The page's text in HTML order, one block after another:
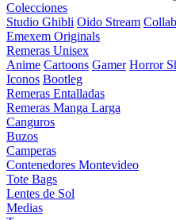
Colecciones
Studio Ghibli Oido Stream
Emexem Originals
Remeras Unisex
Anime Cartoons Gamer Horror
Iconos Bootleg
Remeras Entalladas
Remeras Manga Larga
Canguros
Buzos
Camperas
Contenedores Montevideo
Tote Bags
Lentes de Sol
Medias